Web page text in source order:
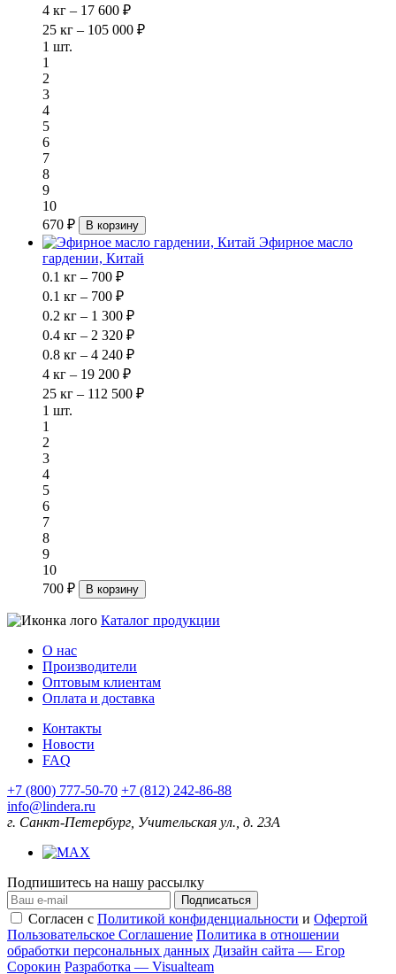
4 кг – 17 600 ₽
25 кг – 105 000 ₽
1 шт.
1
2
3
4
5
6
7
8
9
10
670 ₽
В корзину
Эфирное масло
гардении, Китай
0.1 кг – 700 ₽
0.1 кг – 700 ₽
0.2 кг – 1 300 ₽
0.4 кг – 2 320 ₽
0.8 кг – 4 240 ₽
4 кг – 19 200 ₽
25 кг – 112 500 ₽
1 шт.
1
2
3
4
5
6
7
8
9
10
700 ₽
В корзину
Каталог продукции
О нас
Производители
Оптовым клиентам
Оплата и доставка
Контакты
Новости
FAQ
+7 (800) 777-50-70 +7 (812) 242-86-88
info@lindera.ru
г. Санкт-Петербург, Учительская ул., д. 23А
Подпишитесь на нашу рассылку
Подписаться
Согласен с Политикой конфиденциальности и Офертой
Пользовательское Соглашение Политика в отношении
обработки персональных данных Дизайн сайта — Егор
Сорокин Разработка — Visualteam